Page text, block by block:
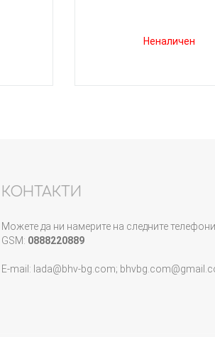
Неналичен
КОНТАКТИ
Можете да ни намерите на следните
GSM: 0888220889
E-mail: lada@bhv-bg.com;